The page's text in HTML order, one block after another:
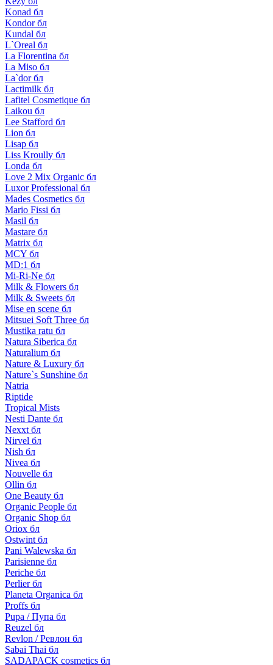
Konad бл
Kondor бл
Kundal бл
L`Oreal бл
La Florentina бл
La Miso бл
La`dor бл
Lactimilk бл
Lafitel Cosmetique бл
Laikou бл
Lee Stafford бл
Lion бл
Lisap бл
Liss Kroully бл
Londa бл
Love 2 Mix Organic бл
Luxor Professional бл
Mades Cosmetics бл
Mario Fissi бл
Masil бл
Mastare бл
Matrix бл
MCY бл
MD:1 бл
Mi-Ri-Ne бл
Milk & Flowers бл
Milk & Sweets бл
Mise en scene бл
Mitsuei Soft Three бл
Mustika ratu бл
Natura Siberica бл
Naturalium бл
Nature & Luxury бл
Nature`s Sunshine бл
Natria
Riptide
Tropical Mists
Nesti Dante бл
Nexxt бл
Nirvel бл
Nish бл
Nivea бл
Nouvelle бл
Ollin бл
One Beauty бл
Organic People бл
Organic Shop бл
Oriox бл
Ostwint бл
Pani Walewska бл
Parisienne бл
Periche бл
Perlier бл
Planeta Organica бл
Proffs бл
Pupa / Пупа бл
Reuzel бл
Revlon / Ревлон бл
Sabai Thai бл
SADAPACK cosmetics бл